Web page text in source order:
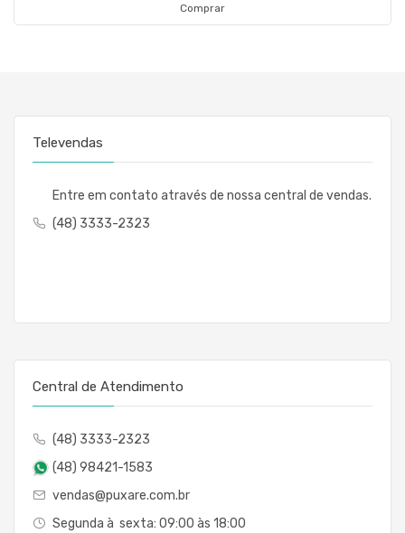
Comprar
Televendas
Entre em contato através de nossa central de vendas.
(48) 3333-2323
Central de Atendimento
(48) 3333-2323
(48) 98421-1583
vendas@puxare.com.br
Segunda à sexta: 09:00 às 18:00